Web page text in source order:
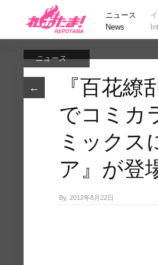
ニュース
News
←
ニュース
『百花
でコミカ
ミックス
ア』が登
By, 2012年8月22日